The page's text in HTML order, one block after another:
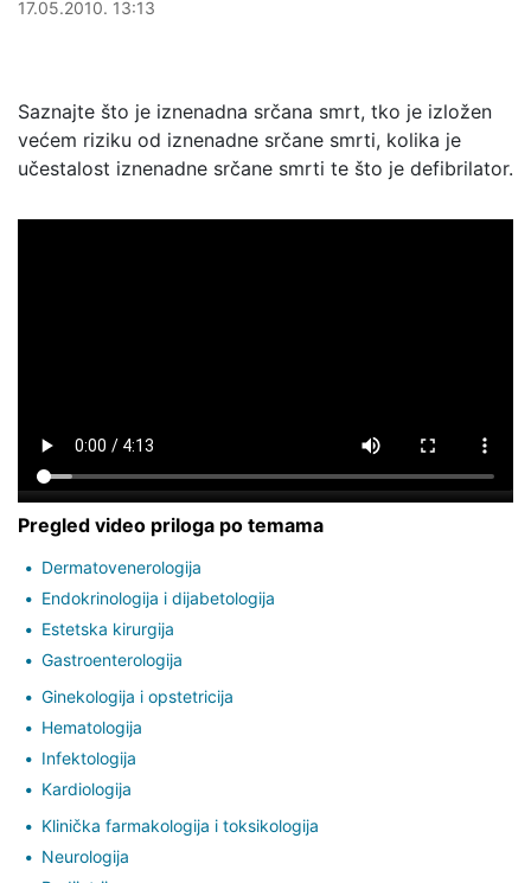
19.09.2018. 17:51
17.05.2010. 13:13
Saznajte što je iznenadna srčana smrt, tko je izložen
većem riziku od iznenadne srčane smrti, kolika je
učestalost iznenadne srčane smrti te što je defibrilator.
Pregled video priloga po temama
Dermatovenerologija
Endokrinologija i dijabetologija
Estetska kirurgija
Gastroenterologija
Ginekologija i opstetricija
Hematologija
Infektologija
Kardiologija
Klinička farmakologija i toksikologija
Neurologija